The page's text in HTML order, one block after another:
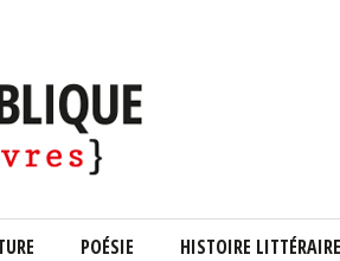
POÉSIE HISTOIRE LITTÉRAIRE